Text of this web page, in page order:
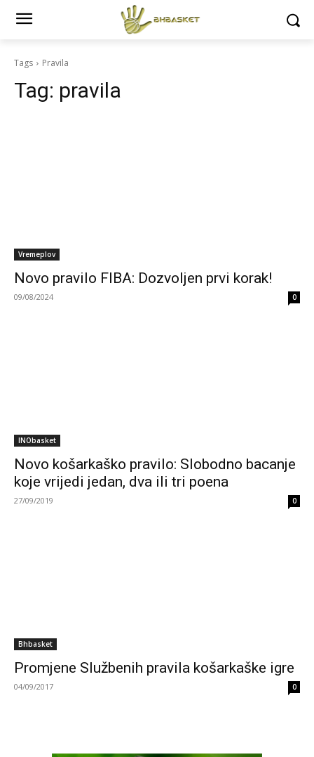
Tags Pravila
Tag: pravila
Vremeplov
Novo pravilo FIBA: Dozvoljen prvi korak!
09/08/2024 0
INObasket
Novo košarkaško pravilo: Slobodno bacanje
koje vrijedi jedan, dva ili tri poena
27/09/2019 0
Bhbasket
Promjene Službenih pravila košarkaške igre
04/09/2017 0